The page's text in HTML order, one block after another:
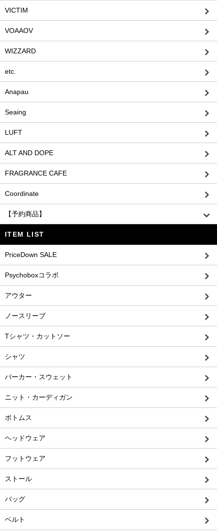
VICTIM
VOAAOV
WIZZARD
etc.
Anapau
Seaing
LUFT
ALT AND DOPE
FRAGRANCE CAFE
Coordinate
【予約商品】
ITEM LIST
PriceDown SALE
Psychoboxコラボ
アウター
ノースリーブ
Tシャツ・カットソー
シャツ
パーカー・スウェット
ニット・カーディガン
ボトムス
ヘッドウェア
フットウェア
ストール
バッグ
ベルト